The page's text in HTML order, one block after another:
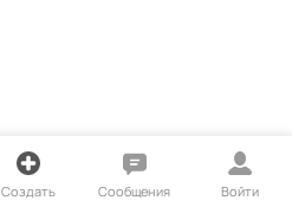
Создать Сообщения Войти